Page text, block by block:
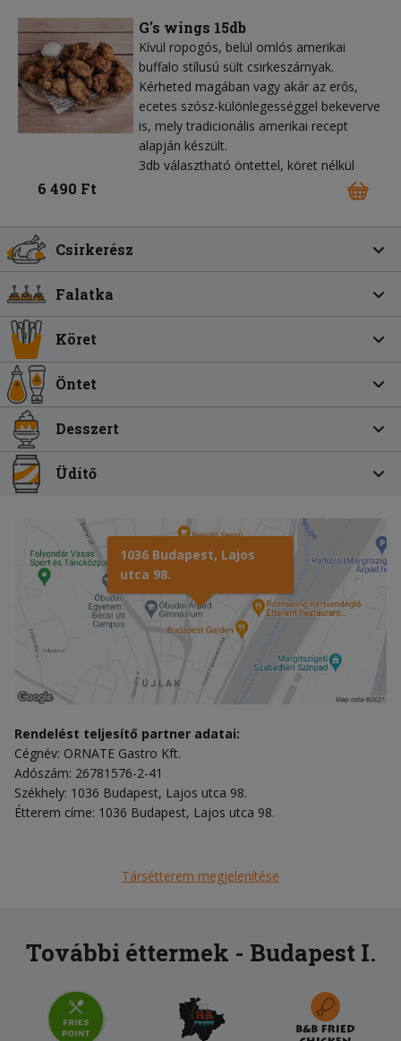
G's wings 15db
Kívül ropogós, belül omlós amerikai
buffalo stílusú sült csirkeszárnyak.
Kérheted magában vagy akár az erős,
ecetes szósz-különlegességgel bekeverve
is, mely tradicionális amerikai recept
alapján készült.
3db választható öntettel, köret nélkül
6 490 Ft
Csirkerész
Falatka
Köret
Öntet
Desszert
Üdítő
1036 Budapest, Lajos
utca 98.
Rendelést teljesítő partner adatai:
Cégnév: ORNATE Gastro Kft.
Adószám: 26781576-2-41
Székhely: 1036 Budapest, Lajos utca 98.
Étterem címe: 1036 Budapest, Lajos utca 98.
Társétterem megjelenítése
További éttermek - Budapest I.